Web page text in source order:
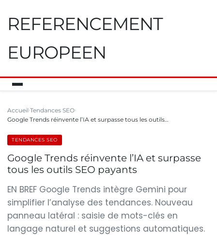
REFERENCEMENT
EUROPEEN
Accueil Tendances SEO
Google Trends réinvente l’IA et surpasse tous les outils…
TENDANCES SEO
Google Trends réinvente l’IA et surpasse
tous les outils SEO payants
EN BREF Google Trends intègre Gemini pour
simplifier l’analyse des tendances. Nouveau
panneau latéral : saisie de mots-clés en
langage naturel et suggestions automatiques.